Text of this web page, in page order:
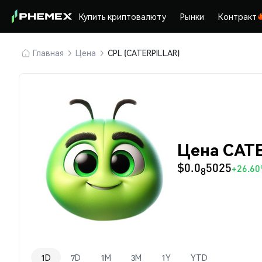
Купить криптовалюту Рынки Контракт
Главная Цена CPL (CATERPILLAR)
Цена
$0.085025
1D 7D 1M 3M 1Y YTD